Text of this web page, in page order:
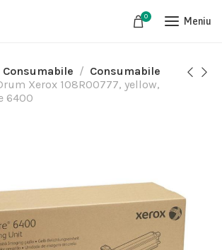
0 Meniu
Consumabile
Consumabile
Xerox 108R00777, yellow,
6400